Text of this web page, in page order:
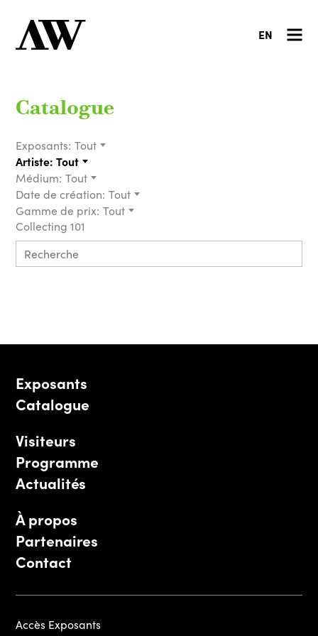
EN
Catalogue
Exposants: Tout
Artiste: Tout
Médium: Tout
Date de création: Tout
Gamme de prix: Tout
Collecting 101
Exposants
Catalogue
Visiteurs
Programme
Actualités
À propos
Partenaires
Contact
Accès Exposants